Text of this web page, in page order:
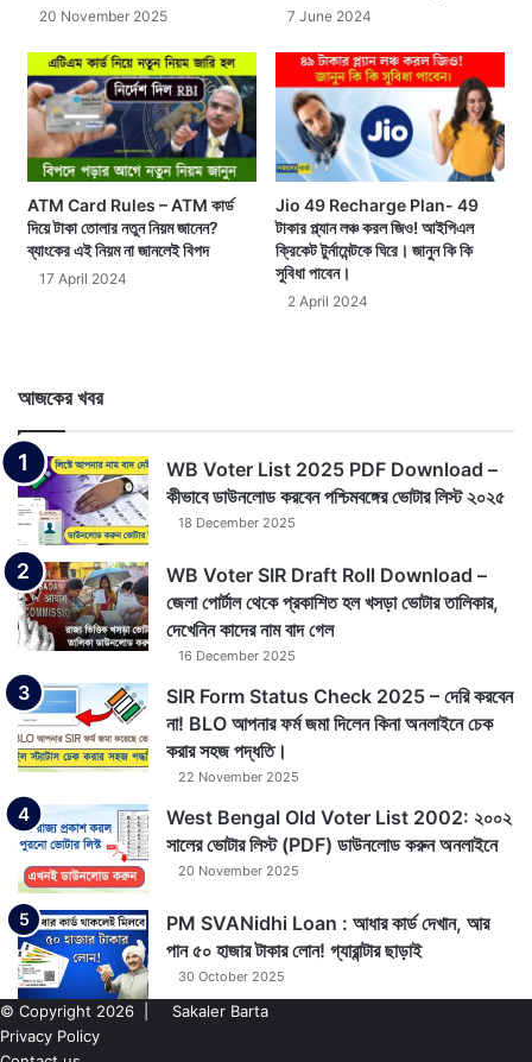
20 November 2025 7 June 2024
ATM Card Rules – ATM কার্ড
দিয়ে টাকা তোলার নতুন নিয়ম জানেন?
ব্যাংকের এই নিয়ম না জানলেই বিপদ
17 April 2024
Jio 49 Recharge Plan- 49
টাকার প্ল্যান লঞ্চ করল জিও! আইপিএল
ক্রিকেট টুর্নামেন্টকে ঘিরে। জানুন কি কি
সুবিধা পাবেন।
2 April 2024
আজকের খবর
WB Voter List 2025 PDF Download –
কীভাবে ডাউনলোড করবেন পশ্চিমবঙ্গের ভোটার লিস্ট ২০২৫
18 December 2025
WB Voter SIR Draft Roll Download –
জেলা পোর্টাল থেকে প্রকাশিত হল খসড়া ভোটার তালিকার,
দেখেনিন কাদের নাম বাদ গেল
16 December 2025
SIR Form Status Check 2025 – দেরি করবেন
না! BLO আপনার ফর্ম জমা দিলেন কিনা অনলাইনে চেক
করার সহজ পদ্ধতি।
22 November 2025
West Bengal Old Voter List 2002: ২০০২
সালের ভোটার লিস্ট (PDF) ডাউনলোড করুন অনলাইনে
20 November 2025
PM SVANidhi Loan : আধার কার্ড দেখান, আর
পান ৫০ হাজার টাকার লোন! গ্যারান্টার ছাড়াই
30 October 2025
© Copyright 2026 |
Sakaler Barta
Privacy Policy